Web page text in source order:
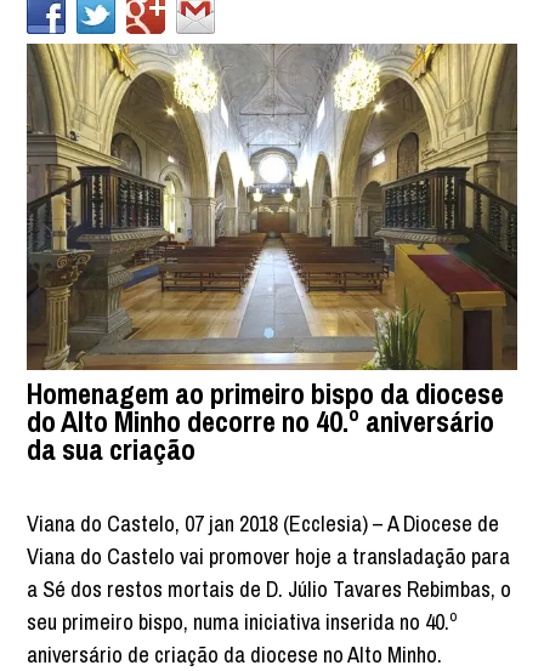
Homenagem ao primeiro bispo da diocese
do Alto Minho decorre no 40.º aniversário
da sua criação
Viana do Castelo, 07 jan 2018 (Ecclesia) – A Diocese de
Viana do Castelo vai promover hoje a transladação para
a Sé dos restos mortais de D. Júlio Tavares Rebimbas, o
seu primeiro bispo, numa iniciativa inserida no 40.º
aniversário de criação da diocese no Alto Minho.